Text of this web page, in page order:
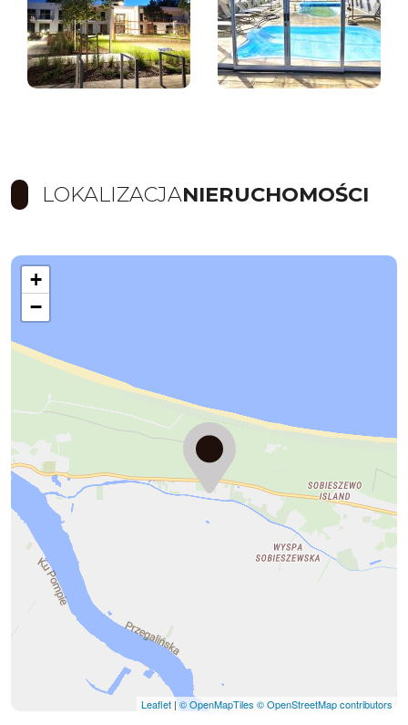
LOKALIZACJANIERUCHOMOŚCI
+
−
Leaflet |© OpenMapTiles © OpenStreetMap contributors